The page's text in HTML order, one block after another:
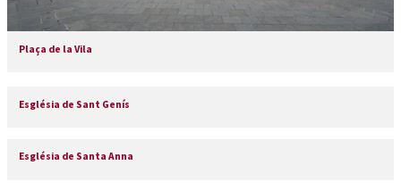
Plaça de la Vila
Església de Sant Genís
Església de Santa Anna